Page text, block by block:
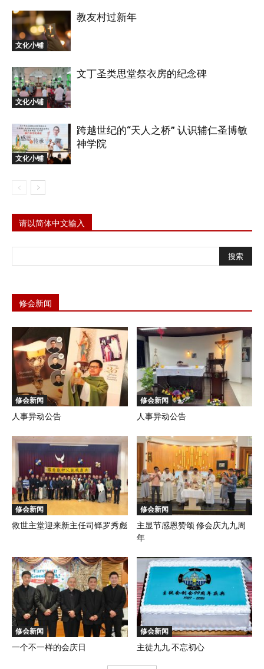
文化小铺
教友村过新年
文化小铺
文丁圣类思堂祭衣房的纪念碑
文化小铺
跨越世纪的“天人之桥” 认识辅仁圣博敏
神学院
请以简体中文输入
修会新闻
修会新闻
人事异动公告
修会新闻
人事异动公告
修会新闻
救世主堂迎来新主任司铎罗秀彪
修会新闻
主显节感恩赞颂 修会庆九九周
年
修会新闻
一个不一样的会庆日
修会新闻
主徒九九 不忘初心